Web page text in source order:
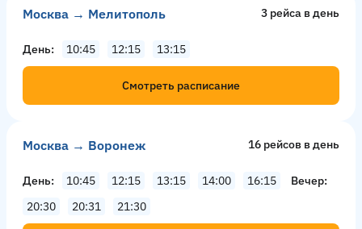
Москва → Мелитополь 3 рейсa в день
День 10:45 12:15 13:15
Смотреть расписание
Москва → Воронеж 16 рейсов в день
День 10:45 12:15 13:15 14:00 16:15
Вечер
20:30
20:31 21:30